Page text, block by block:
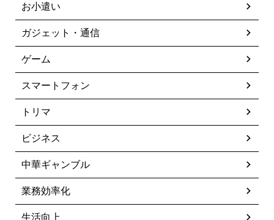
お小遣い
ガジェット・通信
ゲーム
スマートフォン
トリマ
ビジネス
中華ギャンブル
業務効率化
生活向上